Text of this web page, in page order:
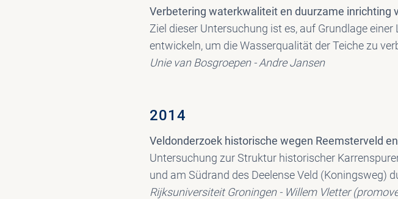
Verbetering waterkwaliteit en duurzame inrichting
Ziel dieser Untersuchung ist es, auf Grundlage
entwickeln, um die Wasserqualität der Teiche zu
Unie van Bosgroepen - Andre Jansen
2014
Veldonderzoek historische wegen Reemsterveld
Untersuchung zur Struktur historischer
und am Südrand des Deelense Veld (Koningsweg)
Rijksuniversiteit Groningen - Willem Vletter